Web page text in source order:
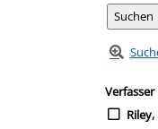
Zur
Verfasser